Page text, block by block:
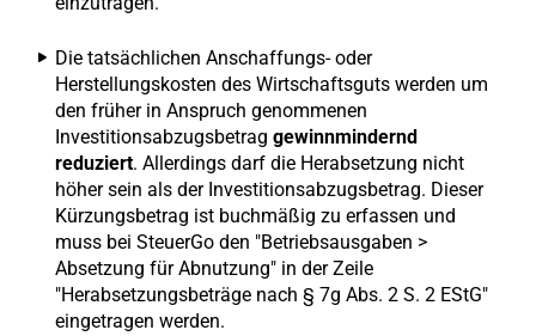
Die tatsächlichen Anschaffungs- oder
Herstellungskosten des Wirtschaftsguts werden um
den früher in Anspruch genommenen
Investitionsabzugsbetrag gewinnmindernd
reduziert. Allerdings darf die Herabsetzung nicht
höher sein als der Investitionsabzugsbetrag. Dieser
Kürzungsbetrag ist buchmäßig zu erfassen und
muss bei SteuerGo den "Betriebsausgaben >
Absetzung für Abnutzung" in der Zeile
"Herabsetzungsbeträge nach § 7g Abs. 2 S. 2 EStG"
eingetragen werden.